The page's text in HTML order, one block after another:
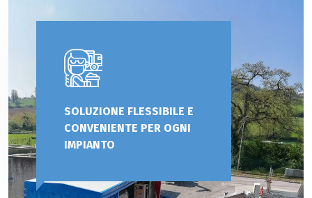
SOLUZIONE FLESSIBILE E
CONVENIENTE PER OGNI
IMPIANTO